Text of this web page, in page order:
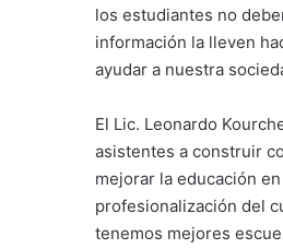
los estudiantes no
información la lleven
ayudar a nuestra
El Lic. Leonardo
asistentes a construir
mejorar la educación
profesionalización del
tenemos mejores